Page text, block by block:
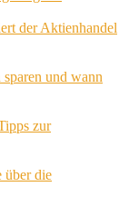
der Aktienhandel
und wann
zur
über die